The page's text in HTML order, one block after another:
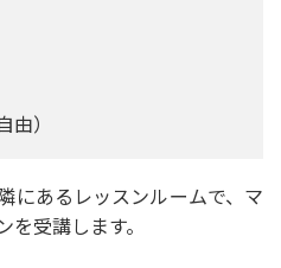
由）
にあるレッスンルームで、マ
受講します。